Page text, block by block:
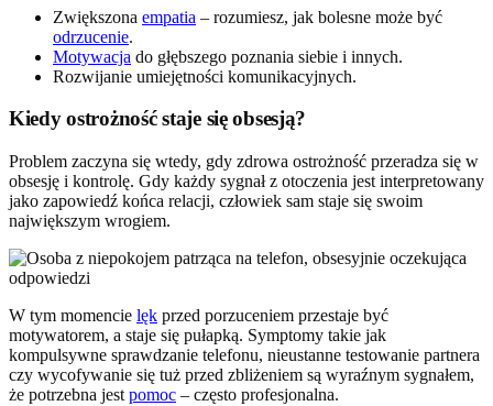
Zwiększona empatia – rozumiesz, jak bolesne może być
odrzucenie.
Motywacja do głębszego poznania siebie i innych.
Rozwijanie umiejętności komunikacyjnych.
Kiedy ostrożność staje się obsesją?
Problem zaczyna się wtedy, gdy zdrowa ostrożność przeradza się w
obsesję i kontrolę. Gdy każdy sygnał z otoczenia jest interpretowany
jako zapowiedź końca relacji, człowiek sam staje się swoim
największym wrogiem.
W tym momencie lęk przed porzuceniem przestaje być
motywatorem, a staje się pułapką. Symptomy takie jak
kompulsywne sprawdzanie telefonu, nieustanne testowanie partnera
czy wycofywanie się tuż przed zbliżeniem są wyraźnym sygnałem,
że potrzebna jest pomoc – często profesjonalna.